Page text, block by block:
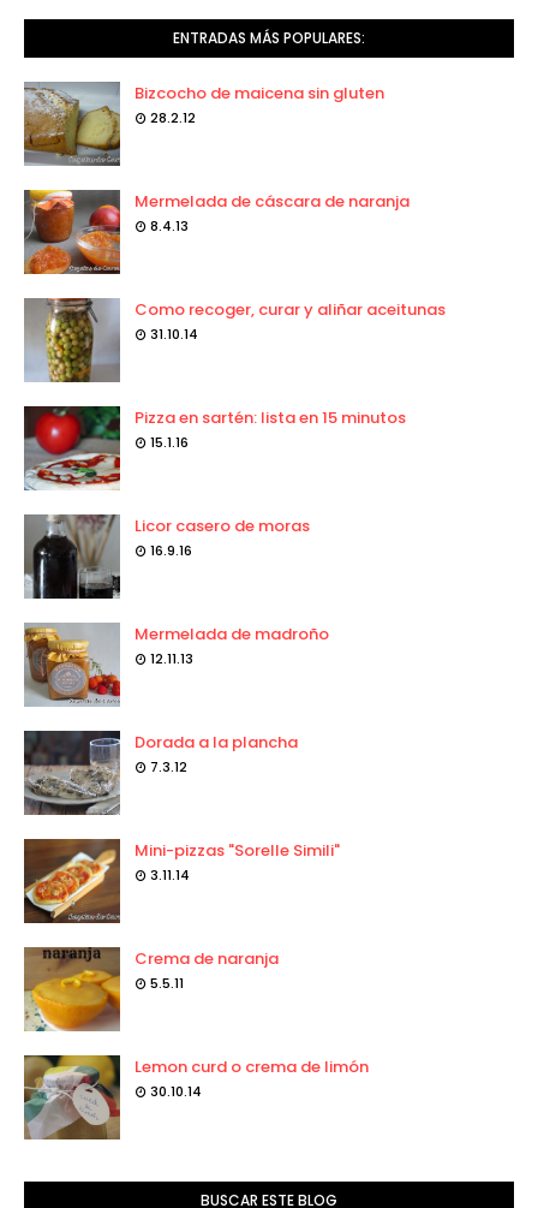
ENTRADAS MÁS POPULARES:
Bizcocho de maicena sin gluten
28.2.12
Mermelada de cáscara de naranja
8.4.13
Como recoger, curar y aliñar aceitunas
31.10.14
Pizza en sartén: lista en 15 minutos
15.1.16
Licor casero de moras
16.9.16
Mermelada de madroño
12.11.13
Dorada a la plancha
7.3.12
Mini-pizzas "Sorelle Simili"
3.11.14
Crema de naranja
5.5.11
Lemon curd o crema de limón
30.10.14
BUSCAR ESTE BLOG